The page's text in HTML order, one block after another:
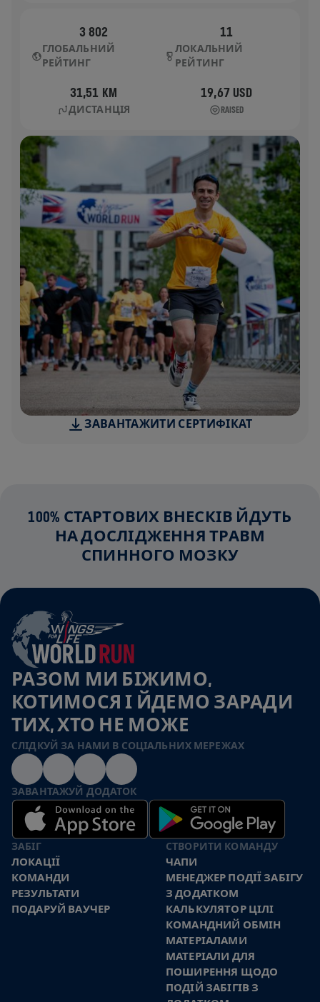
3 802
ГЛОБАЛЬНИЙ
РЕЙТИНГ
11
ЛОКАЛЬНИЙ
РЕЙТИНГ
31,51 KM
ДИСТАНЦІЯ
19,67 USD
RAISED
ЗАВАНТАЖИТИ СЕРТИФІКАТ
100% СТАРТОВИХ ВНЕСКІВ ЙДУТЬ
НА ДОСЛІДЖЕННЯ ТРАВМ
СПИННОГО МОЗКУ
РАЗОМ МИ БІЖИМО,
КОТИМОСЯ І ЙДЕМО ЗАРАДИ
ТИХ, ХТО НЕ МОЖЕ
СЛІДКУЙ ЗА НАМИ В СОЦІАЛЬНИХ МЕРЕЖАХ
ЗАВАНТАЖУЙ ДОДАТОК
ЗАБІГ
ЛОКАЦІЇ
КОМАНДИ
РЕЗУЛЬТАТИ
ПОДАРУЙ ВАУЧЕР
СТВОРИТИ КОМАНДУ
ЧАПИ
МЕНЕДЖЕР ПОДІЇ ЗАБІГУ
З ДОДАТКОМ
КАЛЬКУЛЯТОР ЦІЛІ
КОМАНДНИЙ ОБМІН
МАТЕРІАЛАМИ
МАТЕРІАЛИ ДЛЯ
ПОШИРЕННЯ ЩОДО
ПОДІЙ ЗАБІГІВ З